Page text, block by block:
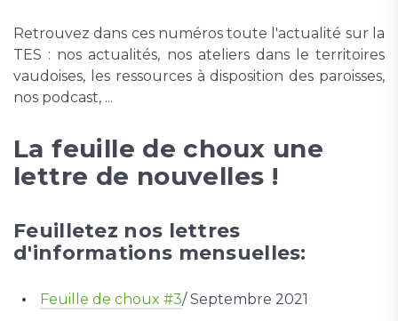
Retrouvez dans ces numéros toute l'actualité sur la
TES : nos actualités, nos ateliers dans le territoires
vaudoises, les ressources à disposition des paroisses,
nos podcast, ...
La feuille de choux une
lettre de nouvelles !
Feuilletez nos lettres
d'informations mensuelles:
Feuille de choux #3/ Septembre 2021